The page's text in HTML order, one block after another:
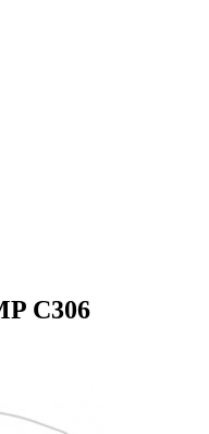
C306